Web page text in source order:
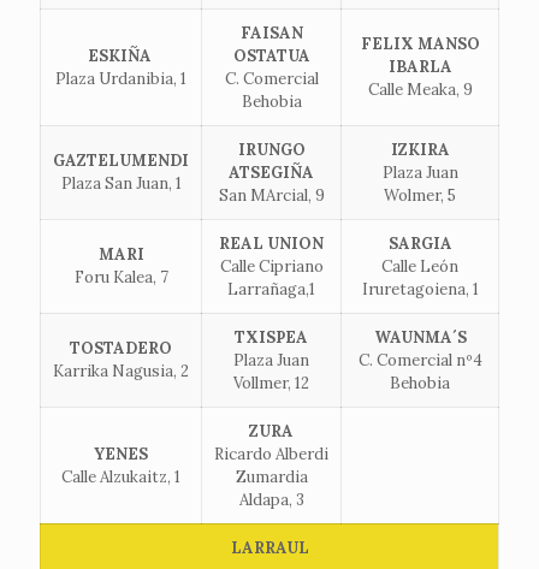
ESKIÑA
Plaza Urdanibia, 1
FAISAN
OSTATUA
C. Comercial
Behobia
FELIX MANSO
IBARLA
Calle Meaka, 9
GAZTELUMENDI
Plaza San Juan, 1
IRUNGO
ATSEGIÑA
San MArcial, 9
IZKIRA
Plaza Juan
Wolmer, 5
MARI
Foru Kalea, 7
REAL UNION
Calle Cipriano
Larrañaga,1
SARGIA
Calle León
Iruretagoiena, 1
TOSTADERO
Karrika Nagusia, 2
TXISPEA
Plaza Juan
Vollmer, 12
WAUNMA´S
C. Comercial nº4
Behobia
YENES
Calle Alzukaitz, 1
ZURA
Ricardo Alberdi
Zumardia
Aldapa, 3
LARRAUL